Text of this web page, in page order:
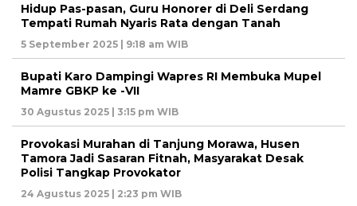
Hidup Pas-pasan, Guru Honorer di Deli Serdang
Tempati Rumah Nyaris Rata dengan Tanah
5 September 2025 | 9:18 am WIB
Bupati Karo Dampingi Wapres RI Membuka Mupel
Mamre GBKP ke -VII
30 Agustus 2025 | 3:15 pm WIB
Provokasi Murahan di Tanjung Morawa, Husen
Tamora Jadi Sasaran Fitnah, Masyarakat Desak
Polisi Tangkap Provokator
24 Agustus 2025 | 2:23 pm WIB